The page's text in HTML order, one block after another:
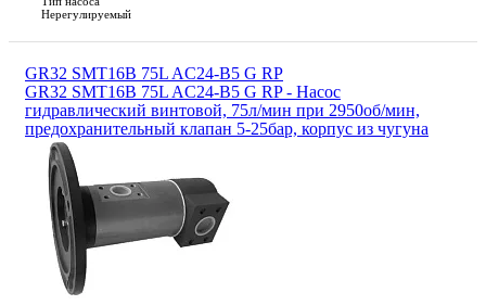
Нерегулируемый
GR32 SMT16B 75L AC24-B5 G RP
GR32 SMT16B 75L AC24-B5 G RP - Насос
гидравлический винтовой, 75л/мин при 2950об/мин,
предохранительный клапан 5-25бар, корпус из чугуна